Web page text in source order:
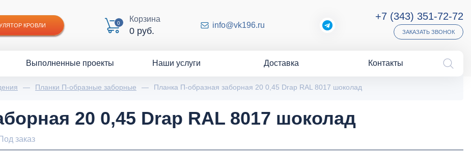
КРОВЛИ 0 Корзина
0 руб.
info@vk196.ru
+7 (343) 351-72-72
ЗАКАЗАТЬ ЗВОНОК
Выполненные проекты Наши услуги Доставка Контакты
— Планки П-образные заборные — Планка П-образная заборная 20 0,45 Drap RAL 8017 шоколад
20 0,45 Drap RAL 8017 шоколад
Под заказ